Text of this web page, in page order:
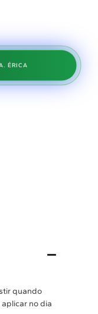
ÉRICA
quando
no dia